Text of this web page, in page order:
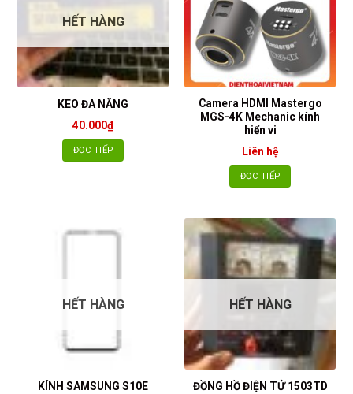
HẾT HÀNG
KEO ĐA NĂNG
40.000₫
ĐỌC TIẾP
Camera HDMI Mastergo
MGS-4K Mechanic kính
hiển vi
Liên hệ
ĐỌC TIẾP
HẾT HÀNG
KÍNH SAMSUNG S10E
HẾT HÀNG
ĐỒNG HỒ ĐIỆN TỬ 1503TD